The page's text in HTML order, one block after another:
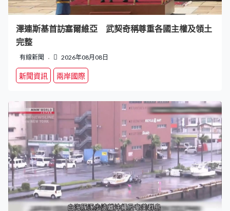
澤連斯基首訪塞爾維亞 武契奇稱尊重各國主權及領土
完整
有線新聞 2026年08月08日
新聞資訊 兩岸國際